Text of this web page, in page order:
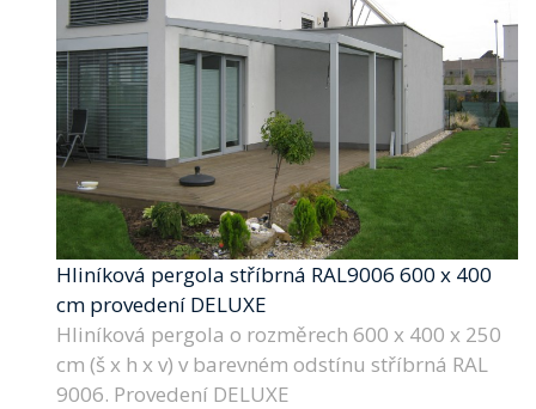
Hliníková pergola stříbrná RAL9006 600 x 400
cm provedení DELUXE
Hliníková pergola o rozměrech 600 x 400 x 250
cm (š x h x v) v barevném odstínu stříbrná RAL
9006. Provedení DELUXE